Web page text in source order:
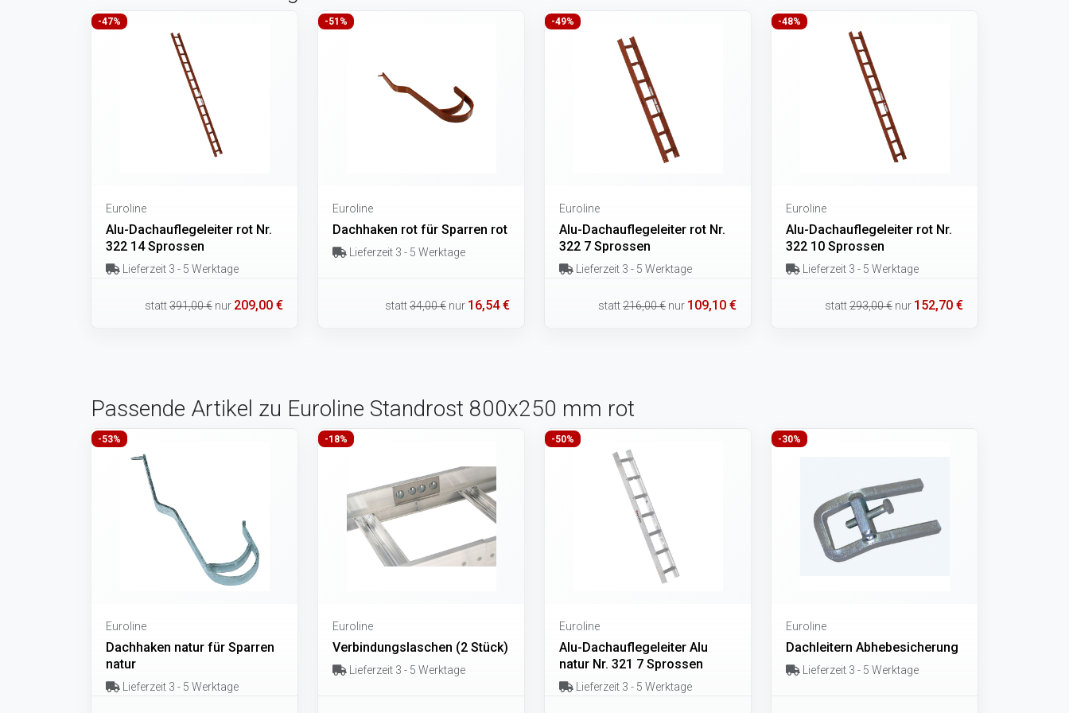
-47%
Euroline
Alu-Dachauflegeleiter rot Nr.
322 14 Sprossen
Lieferzeit 3 - 5 Werktage
statt391,00 € nur 209,00 €
-51%
Euroline
Dachhaken rot für Sparren rot
Lieferzeit 3 - 5 Werktage
statt34,00 € nur 16,54 €
-49%
Euroline
Alu-Dachauflegeleiter rot Nr.
322 7 Sprossen
Lieferzeit 3 - 5 Werktage
statt216,00 € nur 109,10 €
-48%
Euroline
Alu-Dachauflegeleiter rot Nr.
322 10 Sprossen
Lieferzeit 3 - 5 Werktage
statt293,00 € nur 152,70 €
Passende Artikel zu Euroline Standrost 800x250 mm rot
-53%
Euroline
Dachhaken natur für Sparren
natur
Lieferzeit 3 - 5 Werktage
-18%
Euroline
Verbindungslaschen (2 Stück)
Lieferzeit 3 - 5 Werktage
-50%
Euroline
Alu-Dachauflegeleiter Alu
natur Nr. 321 7 Sprossen
Lieferzeit 3 - 5 Werktage
-30%
Euroline
Dachleitern Abhebesicherung
Lieferzeit 3 - 5 Werktage